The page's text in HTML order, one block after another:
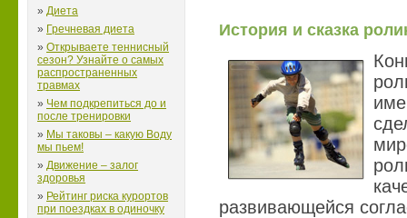
» Диета
» Гречневая диета
» Открываете теннисный
сезон? Узнайте о самых
распространенных
травмах
» Чем подкрепиться до и
после тренировки
» Мы таковы – какую Воду
мы пьем!
» Движение – залог
здоровья
» Рейтинг риска курортов
при поездках в одиночку
История и сказка
развивающейся